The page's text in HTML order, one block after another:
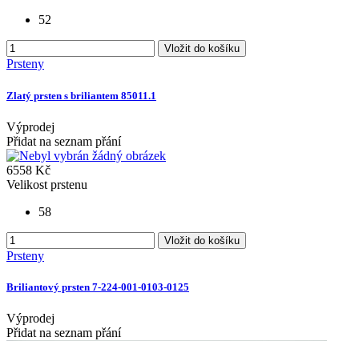
52
Vložit do košíku
Prsteny
Zlatý prsten s briliantem 85011.1
Výprodej
Přidat na seznam přání
6558 Kč
Velikost prstenu
58
Vložit do košíku
Prsteny
Briliantový prsten 7-224-001-0103-0125
Výprodej
Přidat na seznam přání